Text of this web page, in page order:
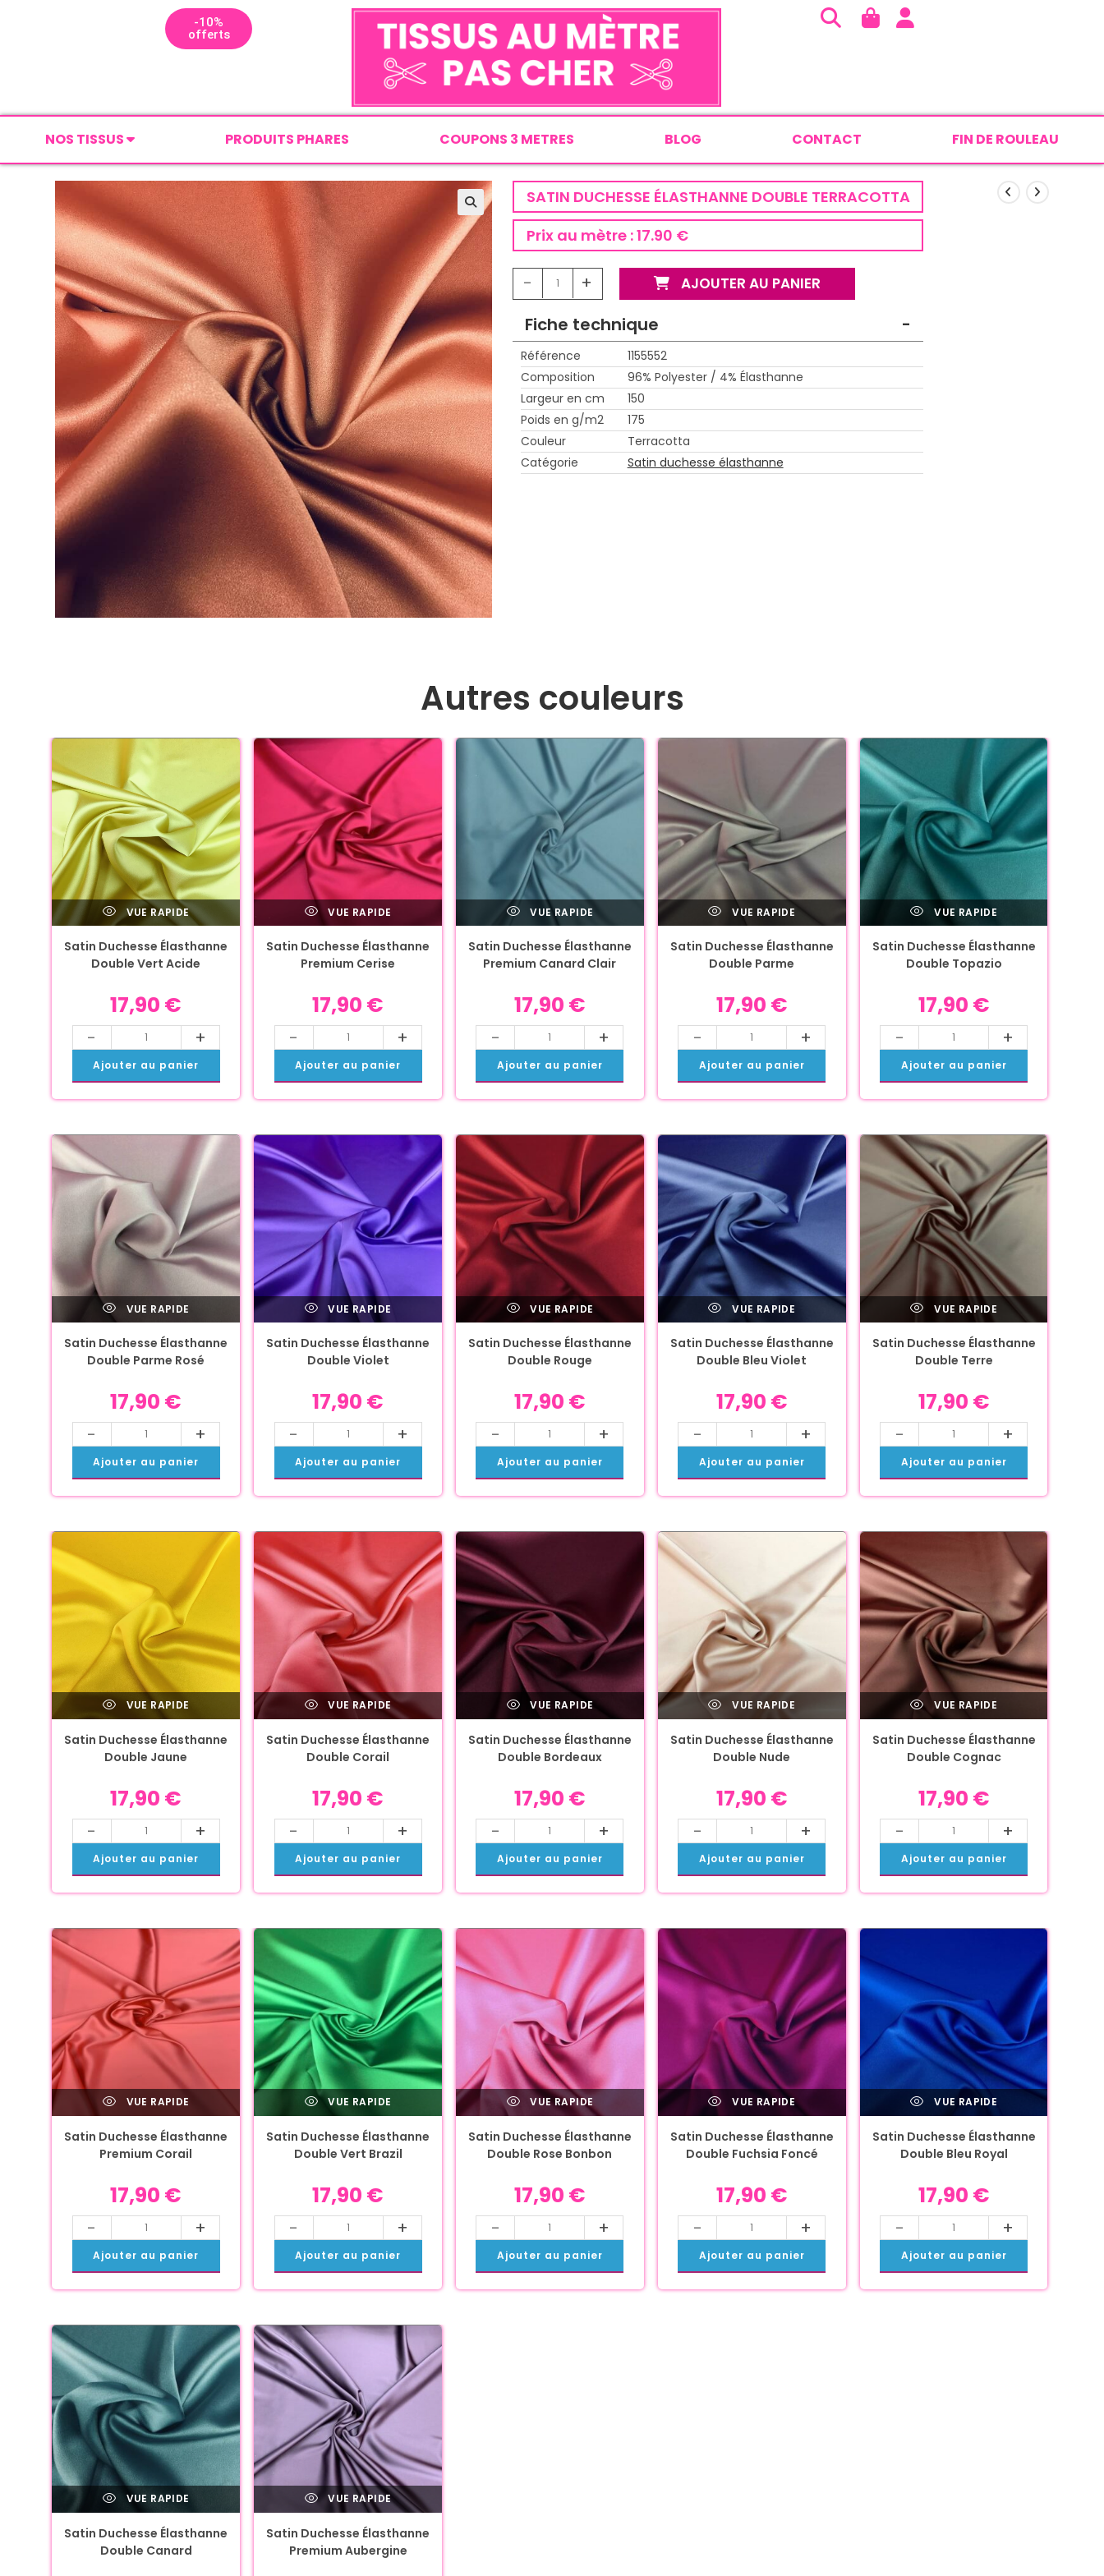
-10%
offerts
NOS TISSUS PRODUITS PHARES COUPONS 3 METRES BLOG CONTACT FIN DE ROULEAU
SATIN DUCHESSE ÉLASTHANNE DOUBLE TERRACOTTA
Prix au mètre :17.90 €
- + AJOUTER AU PANIER
Fiche technique -
Référence
1155552
Composition
96% Polyester / 4% Élasthanne
Largeur en cm
150
Poids en g/m2
175
Couleur
Terracotta
Catégorie
Satin duchesse élasthanne
Autres couleurs
VUE RAPIDE
Satin Duchesse Élasthanne
Double Vert Acide
17,90 €
- +
Ajouter au panier
VUE RAPIDE
Satin Duchesse Élasthanne
Premium Cerise
17,90 €
- +
Ajouter au panier
VUE RAPIDE
Satin Duchesse Élasthanne
Premium Canard Clair
17,90 €
- +
Ajouter au panier
VUE RAPIDE
Satin Duchesse Élasthanne
Double Parme
17,90 €
- +
Ajouter au panier
VUE RAPIDE
Satin Duchesse Élasthanne
Double Topazio
17,90 €
- +
Ajouter au panier
VUE RAPIDE
Satin Duchesse Élasthanne
Double Parme Rosé
17,90 €
- +
Ajouter au panier
VUE RAPIDE
Satin Duchesse Élasthanne
Double Violet
17,90 €
- +
Ajouter au panier
VUE RAPIDE
Satin Duchesse Élasthanne
Double Rouge
17,90 €
- +
Ajouter au panier
VUE RAPIDE
Satin Duchesse Élasthanne
Double Bleu Violet
17,90 €
- +
Ajouter au panier
VUE RAPIDE
Satin Duchesse Élasthanne
Double Terre
17,90 €
- +
Ajouter au panier
VUE RAPIDE
Satin Duchesse Élasthanne
Double Jaune
17,90 €
- +
Ajouter au panier
VUE RAPIDE
Satin Duchesse Élasthanne
Double Corail
17,90 €
- +
Ajouter au panier
VUE RAPIDE
Satin Duchesse Élasthanne
Double Bordeaux
17,90 €
- +
Ajouter au panier
VUE RAPIDE
Satin Duchesse Élasthanne
Double Nude
17,90 €
- +
Ajouter au panier
VUE RAPIDE
Satin Duchesse Élasthanne
Double Cognac
17,90 €
- +
Ajouter au panier
VUE RAPIDE
Satin Duchesse Élasthanne
Premium Corail
17,90 €
- +
Ajouter au panier
VUE RAPIDE
Satin Duchesse Élasthanne
Double Vert Brazil
17,90 €
- +
Ajouter au panier
VUE RAPIDE
Satin Duchesse Élasthanne
Double Rose Bonbon
17,90 €
- +
Ajouter au panier
VUE RAPIDE
Satin Duchesse Élasthanne
Double Fuchsia Foncé
17,90 €
- +
Ajouter au panier
VUE RAPIDE
Satin Duchesse Élasthanne
Double Bleu Royal
17,90 €
- +
Ajouter au panier
VUE RAPIDE
Satin Duchesse Élasthanne
Double Canard
VUE RAPIDE
Satin Duchesse Élasthanne
Premium Aubergine